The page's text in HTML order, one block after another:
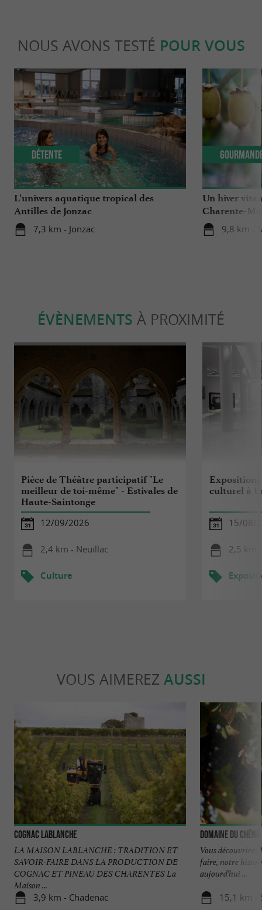
NOUS AVONS TESTÉ POUR VOUS
L’univers aquatique tropical des
Antilles de Jonzac
7,3 km - Jonzac
Détente
Un hiver
Charente-
9,8 km -
ÉVÈNEMENTS À PROXIMITÉ
Pièce de Théâtre participatif "Le
meilleur de toi-même" - Estivales de
Haute-Saintonge
12/09/2026
2,4 km - Neuillac
Culture
culturel à
15/08/
2,5 km
VOUS AIMEREZ AUSSI
Cognac Lablanche
LA MAISON LABLANCHE : TRADITION ET
SAVOIR-FAIRE DANS LA PRODUCTION DE
COGNAC ET PINEAU DES CHARENTES La
Maison ...
3,9 km - Chadenac
Domaine du Chêne
Vous
faire, notre
aujourd'hui ...
15,1 km -